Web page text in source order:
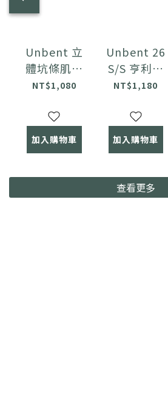
Unbent 立
體坑條肌理
短袖
NT$1,080
加入購物車
Unbent 26
S/S 亨利領
華夫格短袖
NT$1,180
加入購物車
查看更多